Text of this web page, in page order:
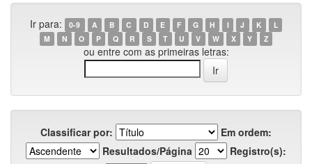
Ir para: 0-9 A B C D E F G H I J K
L
M
N O P Q R S T U V W X Y Z
ou entre com as primeiras letras:
Classificar por:
Em ordem:
Resultados/Página
Registro(s):